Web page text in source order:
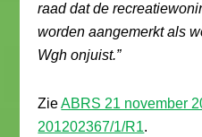
raad dat de
worden aangemerkt als
Wgh onjuist.”
ZieABRS 21 november
201202367/1/R1.